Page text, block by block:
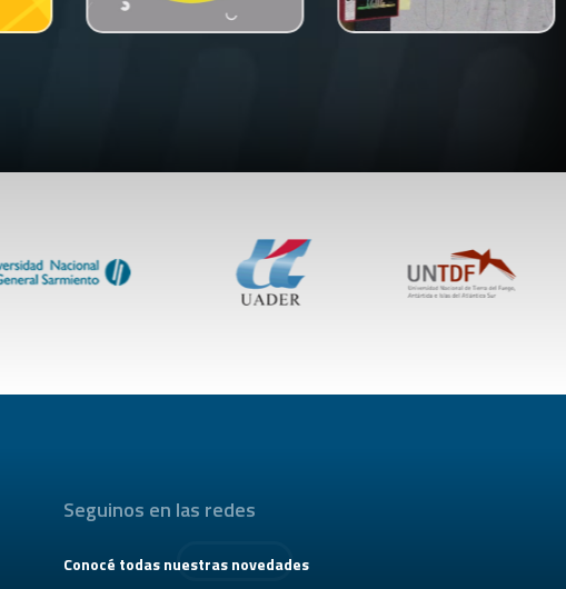
Seguinos en las redes
Conocé todas nuestras novedades